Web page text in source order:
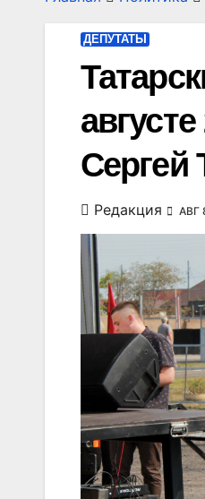
ДЕПУТАТЫ
Сергей
Редакция АВГ